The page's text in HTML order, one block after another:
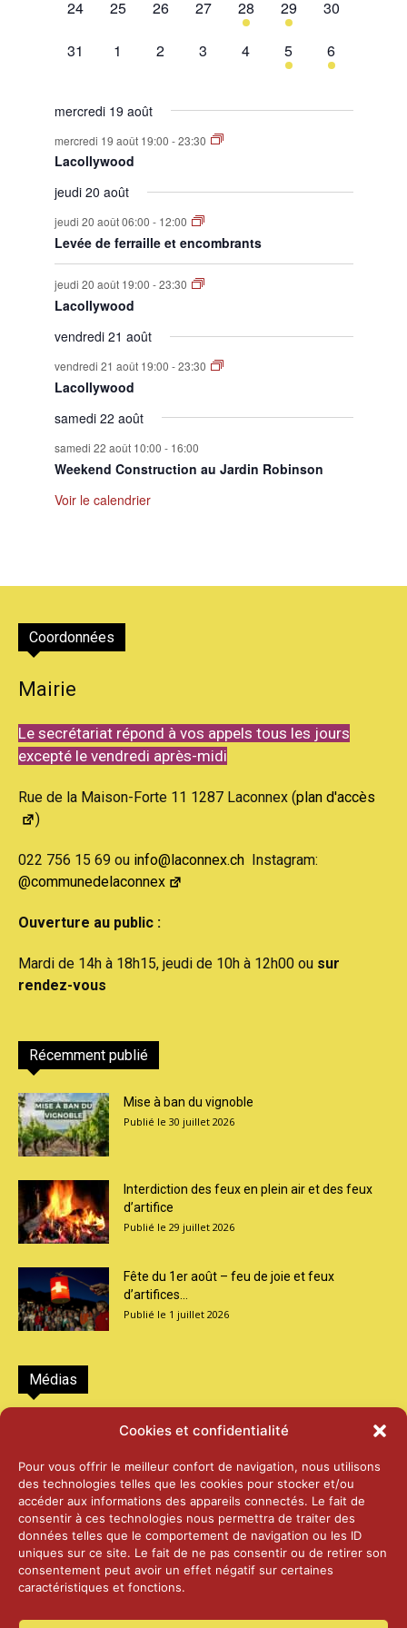
Cookies et confidentialité
Pour vous offrir le meilleur confort de navigation, nous utilisons
des technologies telles que les cookies pour stocker et/ou
accéder aux informations des appareils connectés. Le fait de
consentir à ces technologies nous permettra de traiter des
données telles que le comportement de navigation ou les ID
uniques sur ce site. Le fait de ne pas consentir ou de retirer son
consentement peut avoir un effet négatif sur certaines
caractéristiques et fonctions.
0
24
0
25
0
26
0
évènement,
27
1
évènement,
28
1
évènement,
29
0
30
0
31
0
1
0
2
0
3
0
évènement,
4
1
évènement,
5
1
évènement,
6
mercredi 19 août
mercredi 19 août 19:00 -23:30
Lacollywood
jeudi 20 août
jeudi 20 août 06:00 - 12:00
Levée de ferraille et encombrants
jeudi 20 août 19:00 -23:30
Lacollywood
vendredi 21 août
vendredi 21 août 19:00 -23:30
Lacollywood
samedi 22 août
samedi 22 août 10:00 - 16:00
Weekend Construction au Jardin Robinson
Voir le calendrier
Coordonnées
Mairie
Le secrétariat répond à vos appels tous les jours
excepté le vendredi après-midi
Rue de la Maison-Forte 11 1287 Laconnex (plan d'accès
)
022 756 15 69 ou info@laconnex.ch Instagram:
@communedelaconnex
Ouverture au public :
Mardi de 14h à 18h15, jeudi de 10h à 12h00 ou sur
rendez-vous
Récemment publié
Mise à ban du vignoble
30 juillet 2026
Interdiction des feux en plein air et des feux
d’artifice
29 juillet 2026
Fête du 1er août – feu de joie et feux
d’artifices...
1 juillet 2026
Médias
2026 – Laiterie d’Orsières et Abbaye de St-
25 juin 2026
2025 – Palais Fédéral – Berne
25 juin 2026
14 janvier 2025